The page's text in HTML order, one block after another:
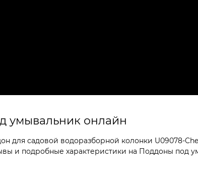
умывальник онлайн
для садовой водоразборной колонки U09078-
и подробные характеристики на Поддоны под